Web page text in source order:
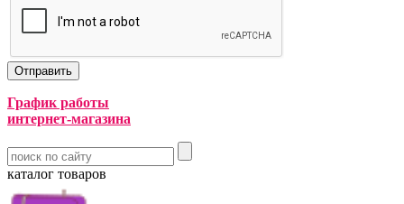
График работы
интернет-магазина
каталог товаров